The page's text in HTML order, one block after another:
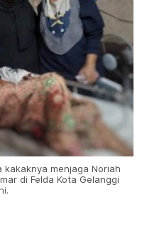
kakaknya menjaga Noriah
di Felda Kota Gelanggi